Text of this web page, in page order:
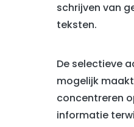
schrijven van
teksten.
De selectieve
mogelijk
concentreren
informatie